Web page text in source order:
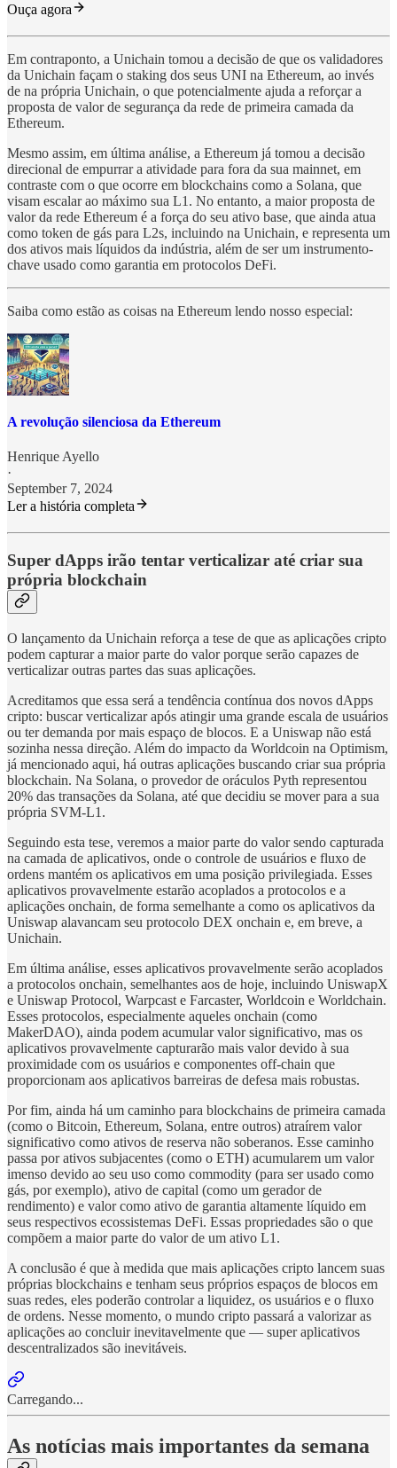
Ouça agora
Em contraponto, a Unichain tomou a decisão de que os validadores
da Unichain façam o staking dos seus UNI na Ethereum, ao invés
de na própria Unichain, o que potencialmente ajuda a reforçar a
proposta de valor de segurança da rede de primeira camada da
Ethereum.
Mesmo assim, em última análise, a Ethereum já tomou a decisão
direcional de empurrar a atividade para fora da sua mainnet, em
contraste com o que ocorre em blockchains como a Solana, que
visam escalar ao máximo sua L1. No entanto, a maior proposta de
valor da rede Ethereum é a força do seu ativo base, que ainda atua
como token de gás para L2s, incluindo na Unichain, e representa um
dos ativos mais líquidos da indústria, além de ser um instrumento-
chave usado como garantia em protocolos DeFi.
Saiba como estão as coisas na Ethereum lendo nosso especial:
A revolução silenciosa da Ethereum
Henrique Ayello
·
September 7, 2024
Ler a história completa
Super dApps irão tentar verticalizar até criar sua
própria blockchain
O lançamento da Unichain reforça a tese de que as aplicações cripto
podem capturar a maior parte do valor porque serão capazes de
verticalizar outras partes das suas aplicações.
Acreditamos que essa será a tendência contínua dos novos dApps
cripto: buscar verticalizar após atingir uma grande escala de usuários
ou ter demanda por mais espaço de blocos. E a Uniswap não está
sozinha nessa direção. Além do impacto da Worldcoin na Optimism,
já mencionado aqui, há outras aplicações buscando criar sua própria
blockchain. Na Solana, o provedor de oráculos Pyth representou
20% das transações da Solana, até que decidiu se mover para a sua
própria SVM-L1.
Seguindo esta tese, veremos a maior parte do valor sendo capturada
na camada de aplicativos, onde o controle de usuários e fluxo de
ordens mantém os aplicativos em uma posição privilegiada. Esses
aplicativos provavelmente estarão acoplados a protocolos e a
aplicações onchain, de forma semelhante a como os aplicativos da
Uniswap alavancam seu protocolo DEX onchain e, em breve, a
Unichain.
Em última análise, esses aplicativos provavelmente serão acoplados
a protocolos onchain, semelhantes aos de hoje, incluindo UniswapX
e Uniswap Protocol, Warpcast e Farcaster, Worldcoin e Worldchain.
Esses protocolos, especialmente aqueles onchain (como
MakerDAO), ainda podem acumular valor significativo, mas os
aplicativos provavelmente capturarão mais valor devido à sua
proximidade com os usuários e componentes off-chain que
proporcionam aos aplicativos barreiras de defesa mais robustas.
Por fim, ainda há um caminho para blockchains de primeira camada
(como o Bitcoin, Ethereum, Solana, entre outros) atraírem valor
significativo como ativos de reserva não soberanos. Esse caminho
passa por ativos subjacentes (como o ETH) acumularem um valor
imenso devido ao seu uso como commodity (para ser usado como
gás, por exemplo), ativo de capital (como um gerador de
rendimento) e valor como ativo de garantia altamente líquido em
seus respectivos ecossistemas DeFi. Essas propriedades são o que
compõem a maior parte do valor de um ativo L1.
A conclusão é que à medida que mais aplicações cripto lancem suas
próprias blockchains e tenham seus próprios espaços de blocos em
suas redes, eles poderão controlar a liquidez, os usuários e o fluxo
de ordens. Nesse momento, o mundo cripto passará a valorizar as
aplicações ao concluir inevitavelmente que — super aplicativos
descentralizados são inevitáveis.
Carregando...
As notícias mais importantes da semana